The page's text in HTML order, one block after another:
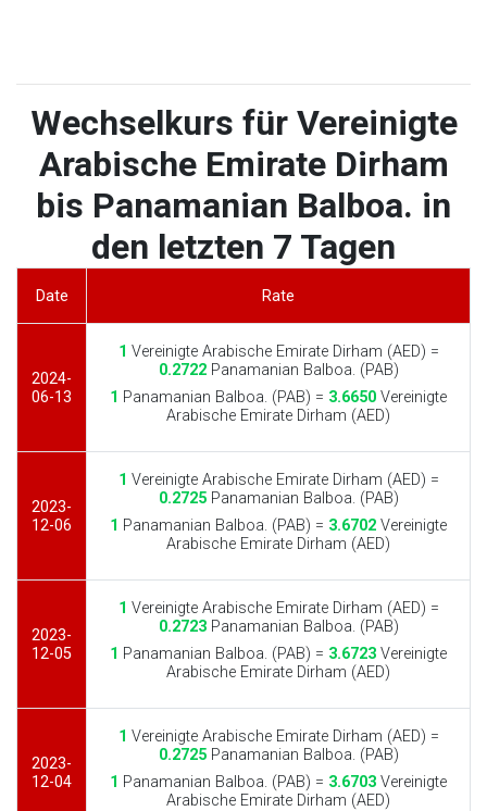
Wechselkurs für Vereinigte
Arabische Emirate Dirham
bis Panamanian Balboa. in
den letzten 7 Tagen
Date Rate
2024-
06-13
1 Vereinigte Arabische Emirate Dirham (AED) =
0.2722Panamanian Balboa. (PAB)
1 Panamanian Balboa. (PAB) = 3.6650 Vereinigte
Arabische Emirate Dirham (AED)
2023-
12-06
1 Vereinigte Arabische Emirate Dirham (AED) =
0.2725Panamanian Balboa. (PAB)
1 Panamanian Balboa. (PAB) = 3.6702 Vereinigte
Arabische Emirate Dirham (AED)
2023-
12-05
1 Vereinigte Arabische Emirate Dirham (AED) =
0.2723Panamanian Balboa. (PAB)
1 Panamanian Balboa. (PAB) = 3.6723 Vereinigte
Arabische Emirate Dirham (AED)
2023-
12-04
1 Vereinigte Arabische Emirate Dirham (AED) =
0.2725Panamanian Balboa. (PAB)
1 Panamanian Balboa. (PAB) = 3.6703 Vereinigte
Arabische Emirate Dirham (AED)